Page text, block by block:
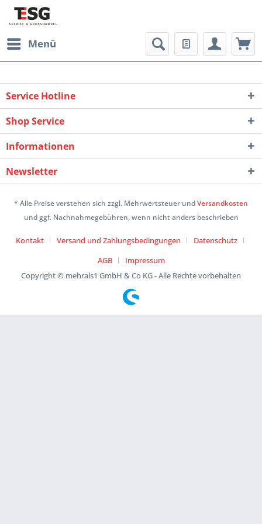
Menü
Service Hotline
Shop Service
Informationen
Newsletter
* Alle Preise verstehen sich zzgl. Mehrwertsteuer undVersandkosten
und ggf. Nachnahmegebühren, wenn nicht anders beschrieben
Kontakt Versand und Zahlungsbedingungen
Datenschutz
AGB
Impressum
Copyright © mehrals1 GmbH & Co KG - Alle Rechte vorbehalten